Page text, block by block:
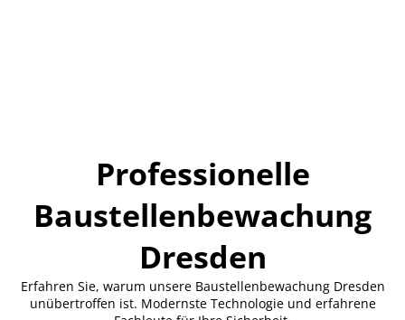
Professionelle
Baustellenbewachung
Dresden
Erfahren Sie, warum unsere Baustellenbewachung Dresden
unübertroffen ist. Modernste Technologie und erfahrene